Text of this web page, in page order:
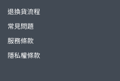
退換貨流程
常見問題
服務條款
隱私權條款